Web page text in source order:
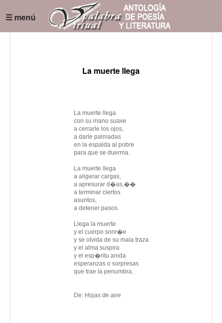
☰ menú
La muerte llega
La muerte llega
con su mano suave
a cerrarle los ojos,
a darle palmadas
en la espalda al pobre
para que se duerma.
La muerte llega
a aligerar cargas,
a apresurar d�as,��
a terminar ciertos
asuntos,
a detener pasos.
Llega la muerte
y el cuerpo sonr�e
y se olvida de su mala traza
y el alma suspira
y el esp�ritu anida
esperanzas o sorpresas
que trae la penumbra.
De: Hojas de aire